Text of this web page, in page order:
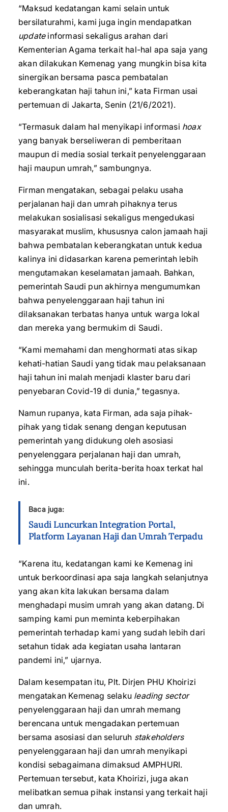
“Maksud kedatangan kami selain untuk
bersilaturahmi, kami juga ingin mendapatkan
update informasi sekaligus arahan dari
Kementerian Agama terkait hal-hal apa saja yang
akan dilakukan Kemenag yang mungkin bisa kita
sinergikan bersama pasca pembatalan
keberangkatan haji tahun ini,” kata Firman usai
pertemuan di Jakarta, Senin (21/6/2021).
“Termasuk dalam hal menyikapi informasi hoax
yang banyak berseliweran di pemberitaan
maupun di media sosial terkait penyelenggaraan
haji maupun umrah,” sambungnya.
Firman mengatakan, sebagai pelaku usaha
perjalanan haji dan umrah pihaknya terus
melakukan sosialisasi sekaligus mengedukasi
masyarakat muslim, khususnya calon jamaah haji
bahwa pembatalan keberangkatan untuk kedua
kalinya ini didasarkan karena pemerintah lebih
mengutamakan keselamatan jamaah. Bahkan,
pemerintah Saudi pun akhirnya mengumumkan
bahwa penyelenggaraan haji tahun ini
dilaksanakan terbatas hanya untuk warga lokal
dan mereka yang bermukim di Saudi.
“Kami memahami dan menghormati atas sikap
kehati-hatian Saudi yang tidak mau pelaksanaan
haji tahun ini malah menjadi klaster baru dari
penyebaran Covid-19 di dunia,” tegasnya.
Namun rupanya, kata Firman, ada saja pihak-
pihak yang tidak senang dengan keputusan
pemerintah yang didukung oleh asosiasi
penyelenggara perjalanan haji dan umrah,
sehingga munculah berita-berita hoax terkat hal
ini.
Baca juga:
Saudi Luncurkan Integration Portal,
Platform Layanan Haji dan Umrah Terpadu
“Karena itu, kedatangan kami ke Kemenag ini
untuk berkoordinasi apa saja langkah selanjutnya
yang akan kita lakukan bersama dalam
menghadapi musim umrah yang akan datang. Di
samping kami pun meminta keberpihakan
pemerintah terhadap kami yang sudah lebih dari
setahun tidak ada kegiatan usaha lantaran
pandemi ini,” ujarnya.
Dalam kesempatan itu, Plt. Dirjen PHU Khoirizi
mengatakan Kemenag selaku leading sector
penyelenggaraan haji dan umrah memang
berencana untuk mengadakan pertemuan
bersama asosiasi dan seluruh stakeholders
penyelenggaraan haji dan umrah menyikapi
kondisi sebagaimana dimaksud AMPHURI.
Pertemuan tersebut, kata Khoirizi, juga akan
melibatkan semua pihak instansi yang terkait haji
dan umrah.